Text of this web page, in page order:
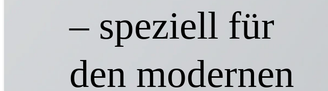
– speziell für
den modernen